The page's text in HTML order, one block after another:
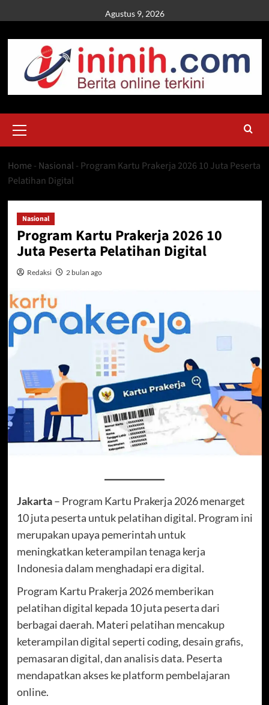
to
content
Agustus 9, 2026
Menu
Home - Nasional - Program Kartu Prakerja 2026 10 Juta Peserta
Pelatihan Digital
Nasional
Program Kartu Prakerja 2026 10
Juta Peserta Pelatihan Digital
Redaksi 2 bulan ago
Jakarta– Program Kartu Prakerja 2026 menarget
10 juta peserta untuk pelatihan digital. Program ini
merupakan upaya pemerintah untuk
meningkatkan keterampilan tenaga kerja
Indonesia dalam menghadapi era digital.
Program Kartu Prakerja 2026 memberikan
pelatihan digital kepada 10 juta peserta dari
berbagai daerah. Materi pelatihan mencakup
keterampilan digital seperti coding, desain grafis,
pemasaran digital, dan analisis data. Peserta
mendapatkan akses ke platform pembelajaran
online.